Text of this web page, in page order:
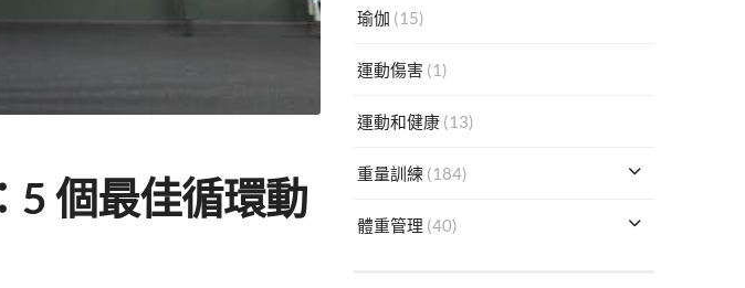
5 個最佳循環動
瑜伽 (15)
運動傷害 (1)
運動和健康(13)
重量訓練 (184)
體重管理 (40)